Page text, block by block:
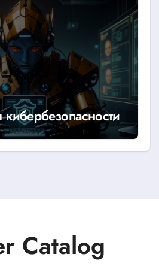
кибербезопасности
Catalog